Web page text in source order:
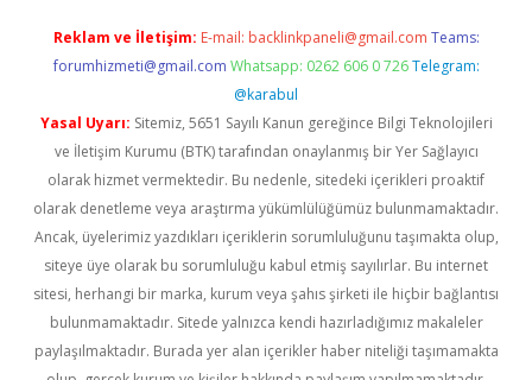
Reklam ve İletişim: E-mail: backlinkpaneli@gmail.com Teams:
forumhizmeti@gmail.com Whatsapp: 0262 606 0 726 Telegram:
@karabul
Yasal Uyarı: Sitemiz, 5651 Sayılı Kanun gereğince Bilgi Teknolojileri
ve İletişim Kurumu (BTK) tarafından onaylanmış bir Yer Sağlayıcı
olarak hizmet vermektedir. Bu nedenle, sitedeki içerikleri proaktif
olarak denetleme veya araştırma yükümlülüğümüz bulunmamaktadır.
Ancak, üyelerimiz yazdıkları içeriklerin sorumluluğunu taşımakta olup,
siteye üye olarak bu sorumluluğu kabul etmiş sayılırlar. Bu internet
sitesi, herhangi bir marka, kurum veya şahıs şirketi ile hiçbir bağlantısı
bulunmamaktadır. Sitede yalnızca kendi hazırladığımız makaleler
paylaşılmaktadır. Burada yer alan içerikler haber niteliği taşımamakta